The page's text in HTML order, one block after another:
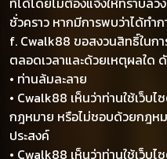
ชั่วคราว หากมีการพบว่าได้ทำ
f. Cwalk88 ขอสงวนสิทธิ์ในก
ตลอดเวลาและด้วยเหตุผลใด
• ท่านล้มละลาย
• Cwalk88 เห็นว่าท่านใช้เว็
กฎหมาย หรือไม่ชอบด้วยกฎห
ประสงค์
• Cwalk88 เห็นว่าท่านใช้เว็บ